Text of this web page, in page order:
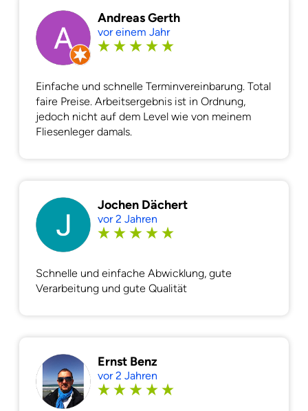
Andreas Gerth
vor einem Jahr
Einfache und schnelle Terminvereinbarung. Total
faire Preise. Arbeitsergebnis ist in Ordnung,
jedoch nicht auf dem Level wie von meinem
Fliesenleger damals.
Jochen Dächert
vor 2 Jahren
Schnelle und einfache Abwicklung, gute
Verarbeitung und gute Qualität
Ernst Benz
vor 2 Jahren